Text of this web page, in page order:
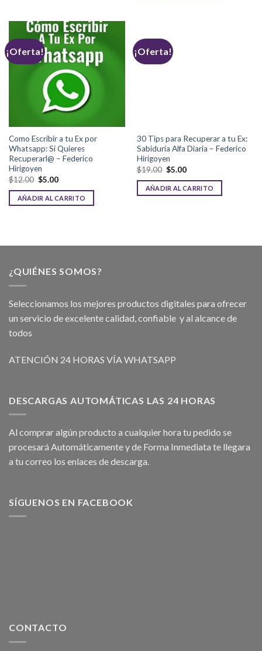
¡Oferta!
Como Escribir a tu Ex por
Whatsapp: Si Quieres
Recuperarl@ – Federico
Hirigoyen
$12.00 $5.00
AÑADIR AL CARRITO
¡Oferta!
30 Tips para Recuperar a tu Ex:
Sabiduría Alfa Diaria – Federico
Hirigoyen
$19.00 $5.00
AÑADIR AL CARRITO
¿QUIÉNES SOMOS?
Seleccionamos los mejores productos digitales para ofrecer
un servicio de excelente calidad, confiable y al alcance de
todos
ATENCIÓN 24 HORAS VÍA WHATSAPP
DESCARGAS AUTOMÁTICAS LAS 24 HORAS
Al comprar algún producto a cualquier hora tu pedido se
procesará Automáticamente y de Forma Inmediata te llegara
a tu correo los enlaces de descarga.
SÍGUENOS EN FACEBOOK
CONTACTO